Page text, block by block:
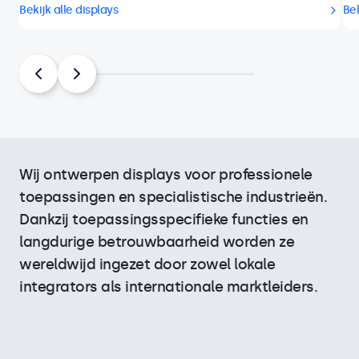
Bekijk alle displays
Wij ontwerpen displays voor professionele
toepassingen en specialistische industrieën.
Dankzij toepassingsspecifieke functies en
langdurige betrouwbaarheid worden ze
wereldwijd ingezet door zowel lokale
integrators als internationale marktleiders.